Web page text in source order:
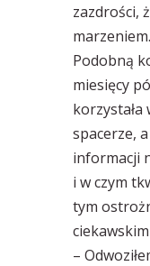
zazdrości,
marzeniem.
Podobną
miesięcy
korzystała
spacerze,
informacji
i w czym
tym
–